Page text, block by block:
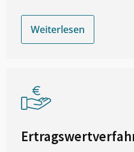
Weiterlesen